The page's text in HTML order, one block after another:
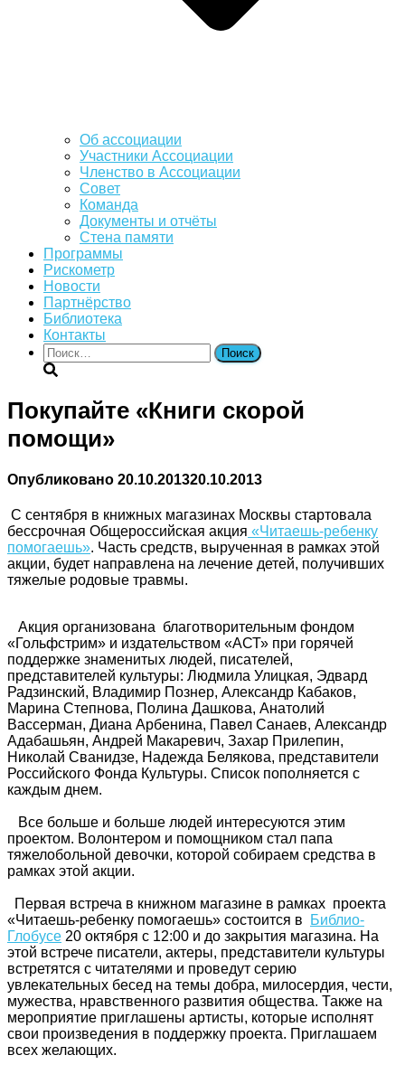
Об ассоциации
Участники Ассоциации
Членство в Ассоциации
Совет
Команда
Документы и отчёты
Стена памяти
Программы
Рискометр
Новости
Партнёрство
Библиотека
Контакты
Найти:
Покупайте «Книги скорой
помощи»
Опубликовано 20.10.201320.10.2013
С сентября в книжных магазинах Москвы стартовала
бессрочная Общероссийская акция «Читаешь-ребенку
помогаешь». Часть средств, вырученная в рамках этой
акции, будет направлена на лечение детей, получивших
тяжелые родовые травмы.
Акция организована благотворительным фондом
«Гольфстрим» и издательством «АСТ» при горячей
поддержке знаменитых людей, писателей,
представителей культуры: Людмила Улицкая, Эдвард
Радзинский, Владимир Познер, Александр Кабаков,
Марина Степнова, Полина Дашкова, Анатолий
Вассерман, Диана Арбенина, Павел Санаев, Александр
Адабашьян, Андрей Макаревич, Захар Прилепин,
Николай Сванидзе, Надежда Белякова, представители
Российского Фонда Культуры. Список пополняется с
каждым днем.
Все больше и больше людей интересуются этим
проектом. Волонтером и помощником стал папа
тяжелобольной девочки, которой собираем средства в
рамках этой акции.
Первая встреча в книжном магазине в рамках проекта
«Читаешь-ребенку помогаешь» состоится в
Библио-
Глобусе 20 октября с 12:00 и до закрытия магазина. На
этой встрече писатели, актеры, представители культуры
встретятся с читателями и проведут серию
увлекательных бесед на темы добра, милосердия, чести,
мужества, нравственного развития общества. Также на
мероприятие приглашены артисты, которые исполнят
свои произведения в поддержку проекта. Приглашаем
всех желающих.